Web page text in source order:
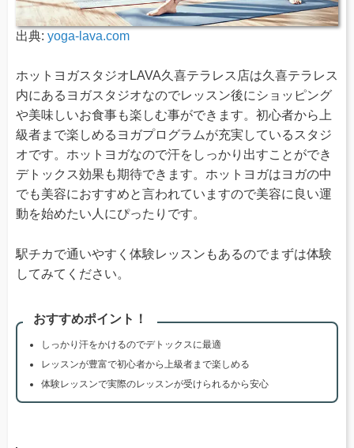
出典: yoga-lava.com
ホットヨガスタジオLAVA久喜テラレス店は久喜テラレス
内にあるヨガスタジオなのでレッスン後にショッピング
や美味しいお食事も楽しむ事ができます。初心者から上
級者まで楽しめるヨガプログラムが充実しているスタジ
オです。ホットヨガなので汗をしっかり出すことができ
デトックス効果も期待できます。ホットヨガはヨガの中
でも美容におすすめと言われていますので美容に良い運
動を始めたい人にぴったりです。
駅チカで通いやすく体験レッスンもあるのでまずは体験
してみてください。
おすすめポイント！
しっかり汗をかけるのでデトックスに最適
レッスンが豊富で初心者から上級者まで楽しめる
体験レッスンで実際のレッスンが受けられるから安心